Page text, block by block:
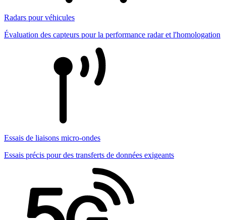
Radars pour véhicules
Évaluation des capteurs pour la performance radar et l'homologation
Essais de liaisons micro-ondes
Essais précis pour des transferts de données exigeants